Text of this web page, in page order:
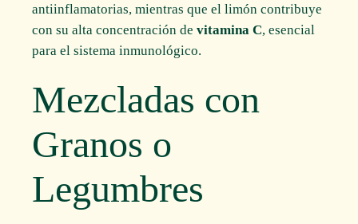
antiinflamatorias, mientras que el limón contribuye
con su alta concentración devitamina C, esencial
para el sistema inmunológico.
Mezcladas con
Granos o
Legumbres